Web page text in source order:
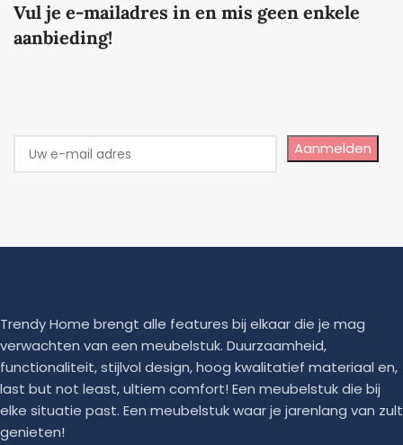
Vul je e-mailadres in en mis geen enkele
aanbieding!
Aanmelden
Trendy Home brengt alle features bij elkaar die je mag
verwachten van een meubelstuk. Duurzaamheid,
functionaliteit, stijlvol design, hoog kwalitatief materiaal en,
last but not least, ultiem comfort! Een meubelstuk die bij
elke situatie past. Een meubelstuk waar je jarenlang van zult
genieten!